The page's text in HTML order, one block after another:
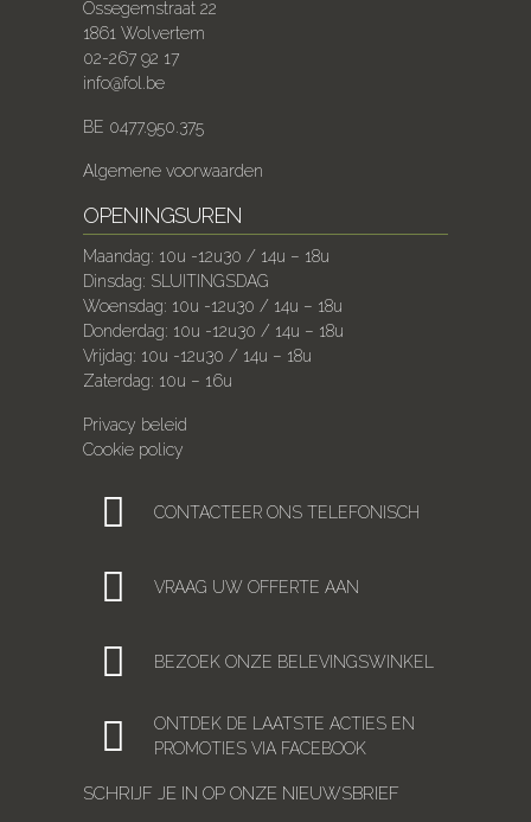
Ossegemstraat 22
1861 Wolvertem
02-267 92 17
info@fol.be
BE 0477.950.375
Algemene voorwaarden
OPENINGSUREN
Maandag: 10u -12u30 / 14u – 18u
Dinsdag: SLUITINGSDAG
Woensdag: 10u -12u30 / 14u – 18u
Donderdag: 10u -12u30 / 14u – 18u
Vrijdag: 10u -12u30 / 14u – 18u
Zaterdag: 10u – 16u
Privacy beleid
Cookie policy
CONTACTEER ONS TELEFONISCH
VRAAG UW OFFERTE AAN
BEZOEK ONZE BELEVINGSWINKEL
ONTDEK DE LAATSTE ACTIES EN
PROMOTIES VIA FACEBOOK
SCHRIJF JE IN OP ONZE NIEUWSBRIEF